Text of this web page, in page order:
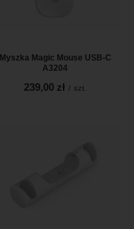
Myszka Magic Mouse USB-C
A3204
239,00 zł / szt.